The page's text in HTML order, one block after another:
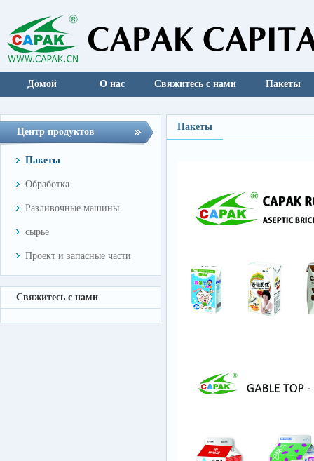
Домой О нас Свяжитесь с нами Пакеты
Центр продуктов
Пакеты
Обработка
Разливочные машины
сырье
Проект и запасные части
Свяжитесь с нами
Пакеты